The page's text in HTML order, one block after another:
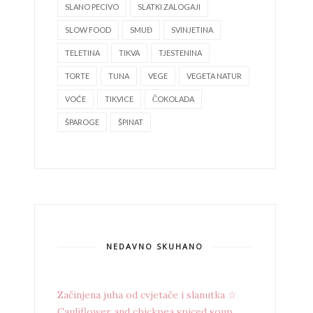
SLANO PECIVO SLATKI ZALOGAJI
SLOW FOOD SMUĐ SVINJETINA
TELETINA TIKVA TJESTENINA
TORTE TUNA VEGE VEGETA NATUR
VOĆE TIKVICE ČOKOLADA
ŠPAROGE ŠPINAT
NEDAVNO SKUHANO
Začinjena juha od cvjetače i slanutka ☆